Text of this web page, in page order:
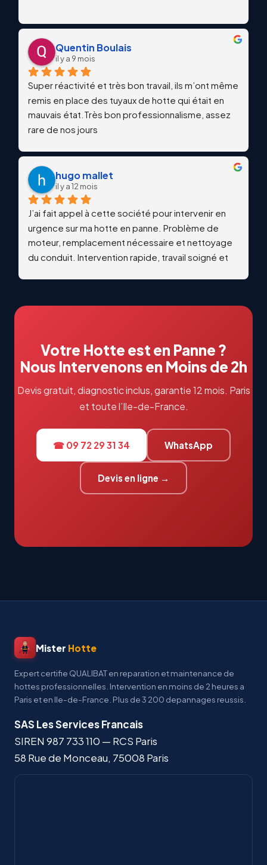
Quentin Boulais
il y a 9 mois
Super réactivité et très bon travail, ils m’ont même
remis en place des tuyaux de hotte qui était en
mauvais état.Très bon professionnalisme, assez
rare de nos jours
hugo mallet
il y a 12 mois
J’ai fait appel à cette société pour intervenir en
urgence sur ma hotte en panne. Problème de
moteur, remplacement nécessaire et nettoyage
du conduit. Intervention rapide, travail soigné et
Votre Hotte est en Panne ?
Nous Intervenons en Moins de 2h
Devis gratuit, diagnostic inclus, garantie 12 mois. Paris
et toute l’Ile-de-France.
☎ 09 72 29 31 34 WhatsApp
Devis en ligne →
Mister Hotte
Expert certifie QUALIBAT en reparation et maintenance de
hottes professionnelles. Intervention en moins de 2 heures a
Paris et en Ile-de-France. Plus de 3 200 depannages reussis.
SAS Les Services Francais
SIREN 987 733 110 — RCS Paris
58 Rue de Monceau, 75008 Paris